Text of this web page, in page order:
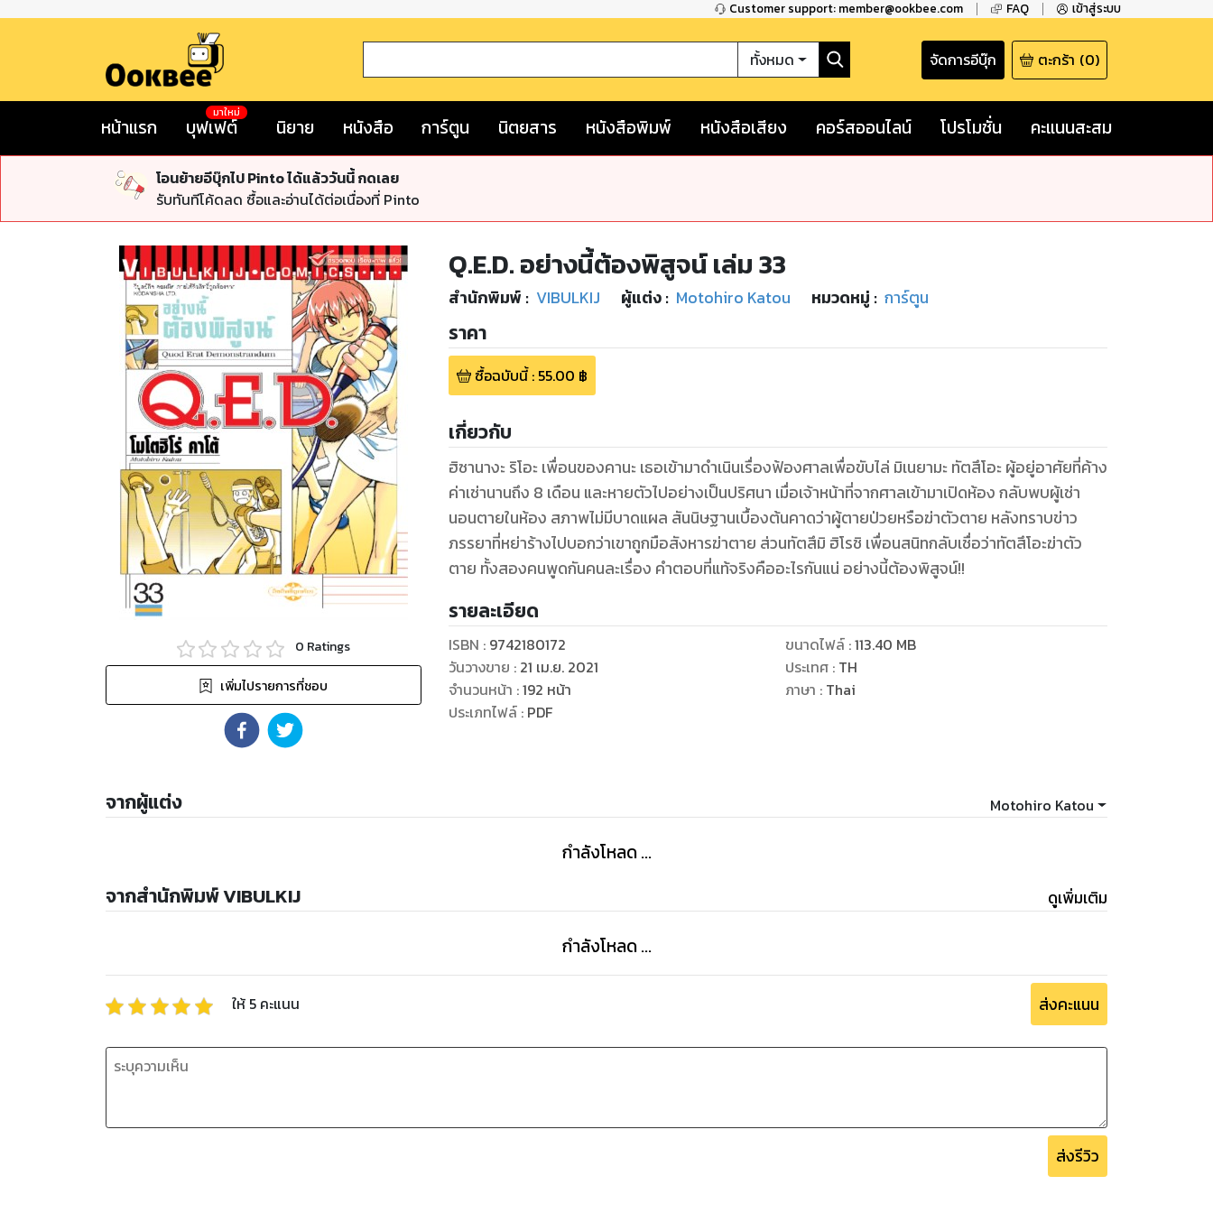
Customer support: member@ookbee.com FAQ เข้าสู่ระบบ
ทั้งหมด จัดการอีบุ๊ก ตะกร้า (0)
หน้าแรก บุฟเฟต์
มาใหม่
นิยาย หนังสือ การ์ตูน นิตยสาร หนังสือพิมพ์ หนังสือเสียง คอร์สออนไลน์ โปรโมชั่น คะแนนสะสม
โอนย้ายอีบุ๊กไป Pinto ได้แล้ววันนี้ กดเลย
รับทันทีโค้ดลด ซื้อและอ่านได้ต่อเนื่องที่ Pinto
0 Ratings
เพิ่มไปรายการที่ชอบ
Q.E.D. อย่างนี้ต้องพิสูจน์ เล่ม 33
สำนักพิมพ์ : VIBULKIJ ผู้แต่ง : Motohiro Katou หมวดหมู่ : การ์ตูน
ราคา
ซื้อฉบับนี้: 55.00 ฿
เกี่ยวกับ
ฮิซานางะ ริโอะ เพื่อนของคานะ เธอเข้ามาดำเนินเรื่องฟ้องศาลเพื่อขับไล่ มิเนยามะ ทัตสึโอะ ผู้อยู่อาศัยที่ค้าง
ค่าเช่านานถึง 8 เดือน และหายตัวไปอย่างเป็นปริศนา เมื่อเจ้าหน้าที่จากศาลเข้ามาเปิดห้อง กลับพบผู้เช่า
นอนตายในห้อง สภาพไม่มีบาดแผล สันนิษฐานเบื้องต้นคาดว่าผู้ตายป่วยหรือฆ่าตัวตาย หลังทราบข่าว
ภรรยาที่หย่าร้างไปบอกว่าเขาถูกมือสังหารฆ่าตาย ส่วนทัตสึมิ ฮิโรชิ เพื่อนสนิทกลับเชื่อว่าทัตสึโอะฆ่าตัว
ตาย ทั้งสองคนพูดกันคนละเรื่อง คำตอบที่แท้จริงคืออะไรกันแน่ อย่างนี้ต้องพิสูจน์!!
รายละเอียด
ISBN : 9742180172
วันวางขาย : 21 เม.ย. 2021
จำนวนหน้า :192 หน้า
ประเภทไฟล์: PDF
ขนาดไฟล์:113.40 MB
ประเทศ : TH
ภาษา : Thai
จากผู้แต่ง Motohiro Katou
กำลังโหลด ...
จากสำนักพิมพ์ VIBULKIJ ดูเพิ่มเติม
กำลังโหลด ...
ให้ 5 คะแนน ส่งคะแนน
ส่งรีวิว